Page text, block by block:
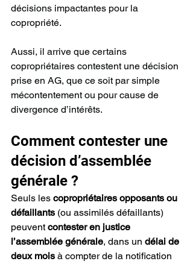
décisions impactantes pour la
copropriété.
Aussi, il arrive que certains
copropriétaires contestent une décision
prise en AG, que ce soit par simple
mécontentement ou pour cause de
divergence d’intérêts.
Comment contester une
décision d’assemblée
générale ?
Seuls les copropriétaires opposants ou
défaillants (ou assimilés défaillants)
peuvent contester en justice
l’assemblée générale, dans un délai de
deux mois à compter de la notification